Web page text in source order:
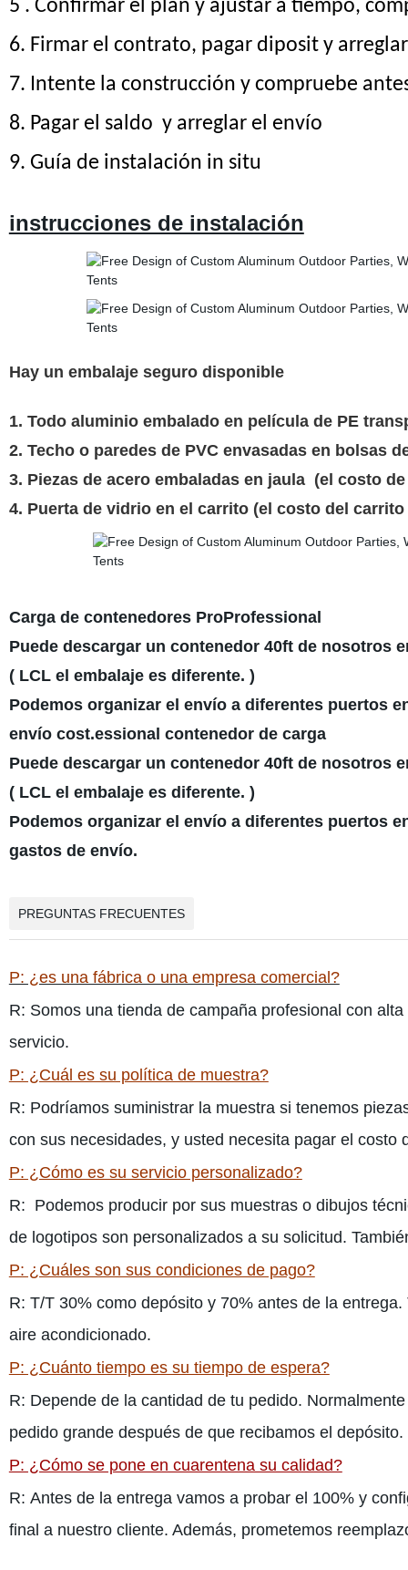
5 . Confirmar el plan y ajustar a tiempo,
6. Firmar el contrato, pagar diposit y
7. Intente la construcción y compruebe
8. Pagar el saldo y arreglar el envío
9. Guía de instalación in situ
instrucciones de instalación
Hay un embalaje seguro disponible
1. Todo aluminio embalado en película de PE
2. Techo o paredes de PVC envasadas en bolsas
3. Piezas de acero embaladas en jaula (el costo
4. Puerta de vidrio en el carrito (el costo del carrito
Carga de contenedores ProProfessional
Puede descargar un contenedor 40ft de nosotros
( LCL el embalaje es diferente. )
Podemos organizar el envío a diferentes puertos
envío cost.essional contenedor de carga
Puede descargar un contenedor 40ft de nosotros
( LCL el embalaje es diferente. )
Podemos organizar el envío a diferentes puertos
gastos de envío.
PREGUNTAS FRECUENTES
P: ¿es una fábrica o una empresa comercial?
R: Somos una tienda de campaña profesional con
servicio.
P: ¿Cuál es su política de muestra?
R: Podríamos suministrar la muestra si tenemos
con sus necesidades, y usted necesita pagar el costo
P: ¿Cómo es su servicio personalizado?
R: Podemos producir por sus muestras o dibujos
de logotipos son personalizados a su solicitud.
P: ¿Cuáles son sus condiciones de pago?
R: T/T 30% como depósito y 70% antes de la
aire acondicionado.
P: ¿Cuánto tiempo es su tiempo de espera?
R: Depende de la cantidad de tu pedido.
pedido grande después de que recibamos el depósito.
P: ¿Cómo se pone en cuarentena su calidad?
R: Antes de la entrega vamos a probar el 100% y
final a nuestro cliente. Además, prometemos